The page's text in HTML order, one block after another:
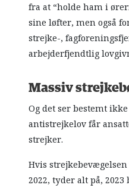
fra at “holde ham i
sine løfter, men også
strejke-,
arbejderfjendtlig
Massiv
Og det ser bestemt
antistrejkelov får
strejker.
Hvis
2022, tyder alt på,